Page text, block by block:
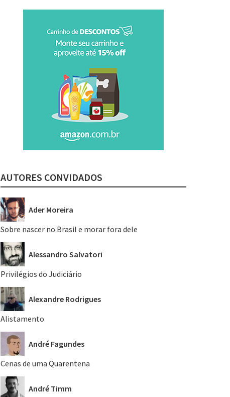
AUTORES CONVIDADOS
Ader Moreira
Sobre nascer no Brasil e morar fora dele
Alessandro Salvatori
Privilégios do Judiciário
Alexandre Rodrigues
Alistamento
André Fagundes
Cenas de uma Quarentena
André Timm